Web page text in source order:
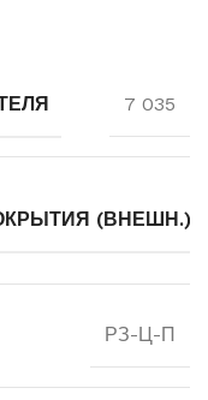
7 035
(ВНЕШН.)
РЗ-Ц-П